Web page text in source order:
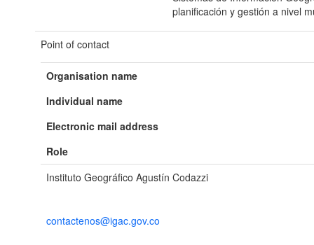
planificación y gestión a nivel
Point of contact
Organisation name
Individual name
Electronic mail address
Role
Instituto Geográfico Agustín Codazzi
contactenos@igac.gov.co